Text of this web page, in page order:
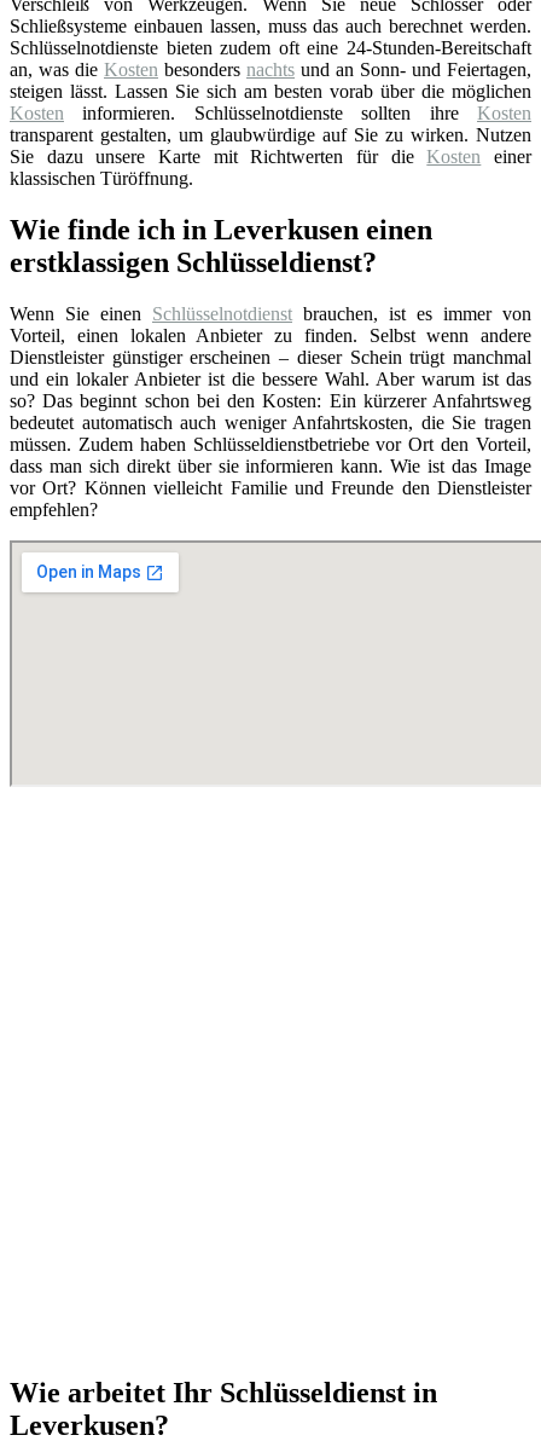
Verschleiß von Werkzeugen. Wenn Sie neue Schlösser oder
Schließsysteme einbauen lassen, muss das auch berechnet werden.
Schlüsselnotdienste bieten zudem oft eine 24-Stunden-Bereitschaft
an, was die Kosten besonders nachts und an Sonn- und Feiertagen,
steigen lässt. Lassen Sie sich am besten vorab über die möglichen
Kosten informieren. Schlüsselnotdienste sollten ihre Kosten
transparent gestalten, um glaubwürdige auf Sie zu wirken. Nutzen
Sie dazu unsere Karte mit Richtwerten für dieKosten einer
klassischen Türöffnung.
Wie finde ich in Leverkusen einen
erstklassigen Schlüsseldienst?
Wenn Sie einen Schlüsselnotdienst brauchen, ist es immer von
Vorteil, einen lokalen Anbieter zu finden. Selbst wenn andere
Dienstleister günstiger erscheinen – dieser Schein trügt manchmal
und ein lokaler Anbieter ist die bessere Wahl. Aber warum ist das
so? Das beginnt schon bei den Kosten: Ein kürzerer Anfahrtsweg
bedeutet automatisch auch weniger Anfahrtskosten, die Sie tragen
müssen. Zudem haben Schlüsseldienstbetriebe vor Ort den Vorteil,
dass man sich direkt über sie informieren kann. Wie ist das Image
vor Ort? Können vielleicht Familie und Freunde den Dienstleister
empfehlen?
Wie arbeitet Ihr Schlüsseldienst in
Leverkusen?